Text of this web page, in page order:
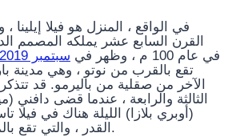
في الواقع ، المنزل هو فيلا
القرن السابع عشر يملكه المصمم
في عام 100 م ، وظهر في
سبتمبر 2019 عدد
تقع بالقرب من نوتو ، وهي مدينة
الآخر من صقلية من باليرمو. قد
الثالثة والرابعة ، عندما قضى دافني
(أوبري بلازا) الليلة هناك في فيلا
القدر ، والتي تقع بالمناسبة في باليرمو.